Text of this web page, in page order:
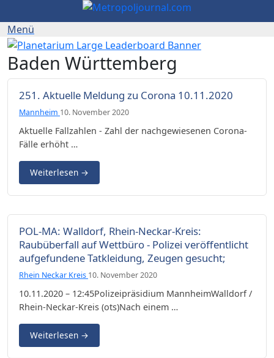
Baden Württemberg
251. Aktuelle Meldung zu Corona 10.11.2020
Mannheim 10. November 2020
Aktuelle Fallzahlen - Zahl der nachgewiesenen Corona-
Fälle erhöht …
Weiterlesen →
POL-MA: Walldorf, Rhein-Neckar-Kreis:
Raubüberfall auf Wettbüro - Polizei veröffentlicht
aufgefundene Tatkleidung, Zeugen gesucht;
Rhein Neckar Kreis 10. November 2020
10.11.2020 – 12:45Polizeipräsidium MannheimWalldorf /
Rhein-Neckar-Kreis (ots)Nach einem …
Weiterlesen →